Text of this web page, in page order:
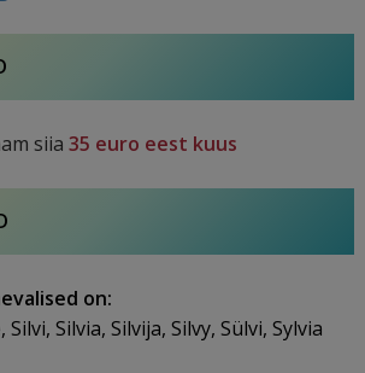
siia35 euro eest kuus
on:
Silvi, Silvia, Silvija, Silvy, Sülvi, Sylvia